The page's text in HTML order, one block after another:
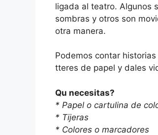
ligada al teatro. Algunos
sombras y otros son
otra manera.
Podemos contar
tteres de papel y dales
Qu necesitas?
* Papel o cartulina de
* Tijeras
* Colores o marcadores